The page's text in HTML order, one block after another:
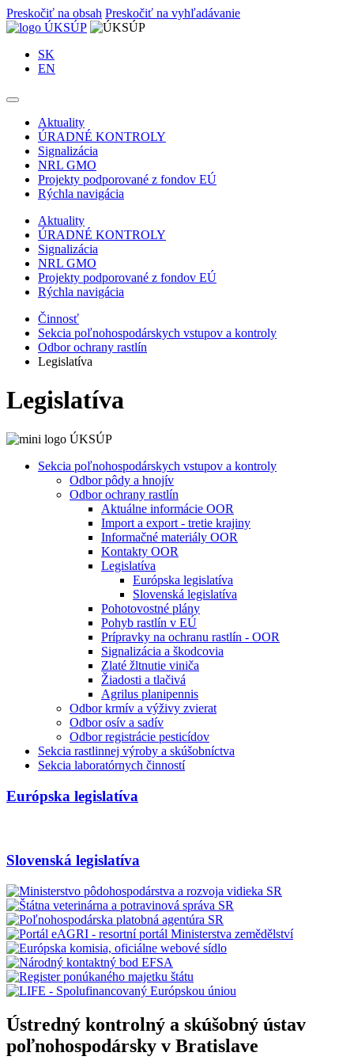
Preskočiť na obsah Preskočiť na vyhľadávanie
SK
EN
Aktuality
ÚRADNÉ KONTROLY
Signalizácia
NRL GMO
Projekty podporované z fondov EÚ
Rýchla navigácia
Aktuality
ÚRADNÉ KONTROLY
Signalizácia
NRL GMO
Projekty podporované z fondov EÚ
Rýchla navigácia
Činnosť
Sekcia poľnohospodárskych vstupov a kontroly
Odbor ochrany rastlín
Legislatíva
Legislatíva
Sekcia poľnohospodárskych vstupov a kontroly
Odbor pôdy a hnojív
Odbor ochrany rastlín
Aktuálne informácie OOR
Import a export - tretie krajiny
Informačné materiály OOR
Kontakty OOR
Legislatíva
Európska legislatíva
Slovenská legislatíva
Pohotovostné plány
Pohyb rastlín v EÚ
Prípravky na ochranu rastlín - OOR
Signalizácia a škodcovia
Zlaté žltnutie viniča
Žiadosti a tlačivá
Agrilus planipennis
Odbor krmív a výživy zvierat
Odbor osív a sadív
Odbor registrácie pesticídov
Sekcia rastlinnej výroby a skúšobníctva
Sekcia laboratórnych činností
Európska legislatíva
Slovenská legislatíva
Ústredný kontrolný a skúšobný ústav
poľnohospodársky v Bratislave